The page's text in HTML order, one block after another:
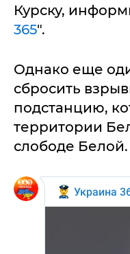
Курску,
365".
Однако еще
сбросить
подстанцию,
территории
слободе Белой.